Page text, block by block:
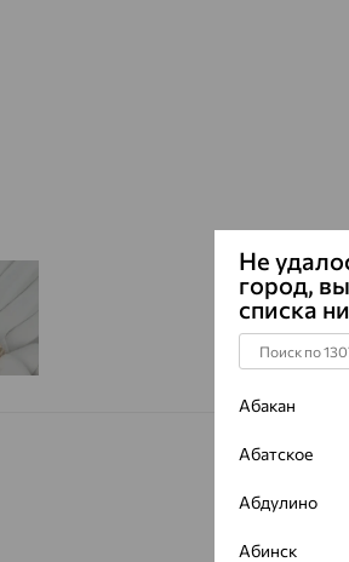
Не
город,
списка
Абакан
Абатское
Абдулино
Абинск